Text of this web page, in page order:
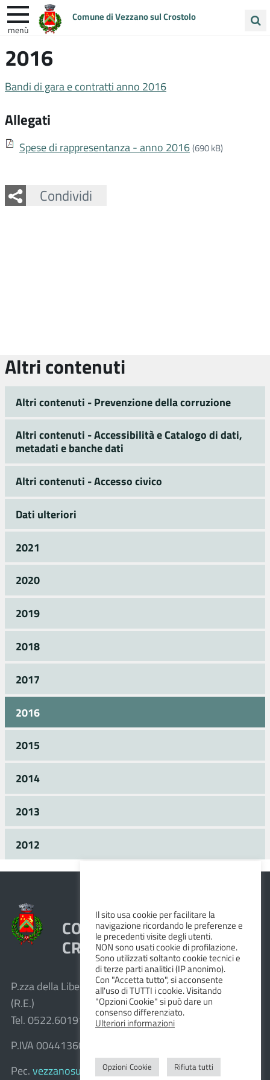
Comune di Vezzano sul Crostolo
menù
nel
UNIONE COLLINE MATILDICHE
2016
Bandi di gara e contratti anno 2016
Allegati
Spese di rappresentanza - anno 2016(690 kB)
Condividi
Facebook
Twitter
Whatsapp
Altri contenuti
Altri contenuti - Prevenzione della corruzione
Altri contenuti - Accessibilità e Catalogo di dati,
metadati e banche dati
Altri contenuti - Accesso civico
Dati ulteriori
2021
2020
2019
2018
2017
2016
2015
2014
2013
2012
COMUNE DI VEZZANO SUL
CROSTOLO
P.zza della Libertà, 1 – 42030 Vezzano sul Crostolo
(R.E.)
Tel. 0522.601911 – Fax 0522.601947
P.IVA 00441360351
Pec. vezzanosulcrostolo@cert.provincia.re.it
Il sito usa cookie per facilitare la
navigazione ricordando le preferenze e
le precedenti visite degli utenti.
NON sono usati cookie di profilazione.
Sono utilizzati soltanto cookie tecnici e
di terze parti analitici (IP anonimo).
Con "Accetta tutto", si acconsente
all'uso di TUTTI i cookie. Visitando
"Opzioni Cookie" si può dare un
consenso differenziato.
Ulteriori informazioni
Opzioni Cookie Rifiuta tutti